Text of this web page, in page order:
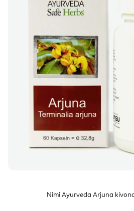
Nimi Ayurveda Arjuna